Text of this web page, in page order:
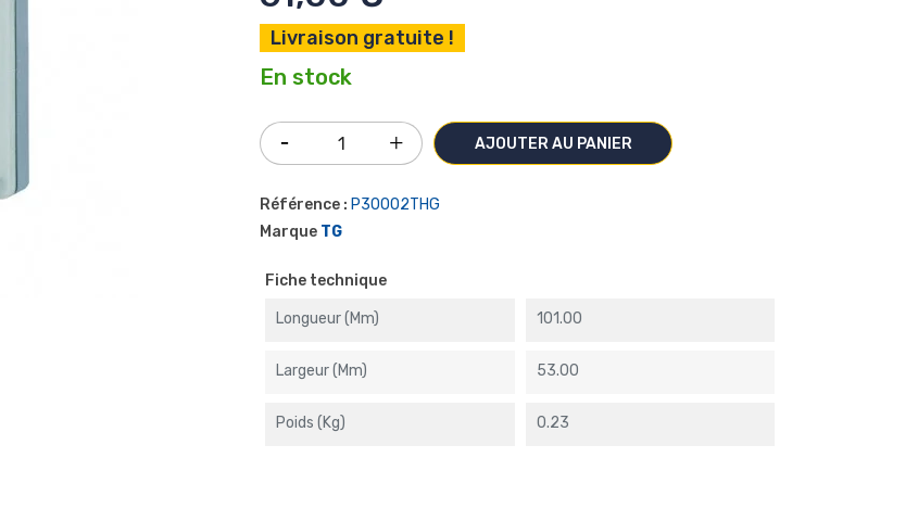
Livraison gratuite !
En stock
AJOUTER AU PANIER
Référence : P30002THG
Marque TG
Fiche technique
Longueur (mm) 101.00
Largeur (mm) 53.00
Poids (kg) 0.23